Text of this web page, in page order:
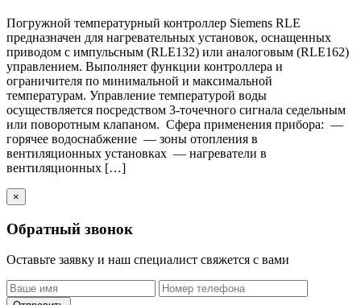
Погружной температурный контроллер Siemens RLE
предназначен для нагревательных установок, оснащенных
приводом с импульсным (RLE132) или аналоговым (RLE162)
управлением. Выполняет функции контроллера и
ограничителя по минимальной и максимальной
температурам. Управление температурой воды
осуществляется посредством 3-точечного сигнала седельным
или поворотным клапаном. Сфера применения прибора: —
горячее водоснабжение — зоны отопления в
вентиляционных установках — нагреватели в
вентиляционных […]
×
Обратный звонок
Оставьте заявку и наш специалист свяжется с вами